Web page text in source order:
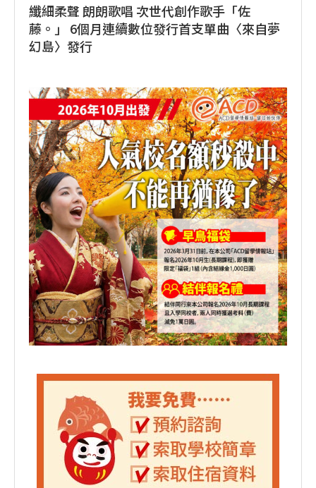
纖細柔聲 朗朗歌唱 次世代創作歌手「佐
藤。」 6個月連續數位發行首支單曲〈來自夢
幻島〉發行